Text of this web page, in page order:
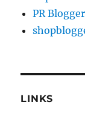
PR Blogger
LINKS